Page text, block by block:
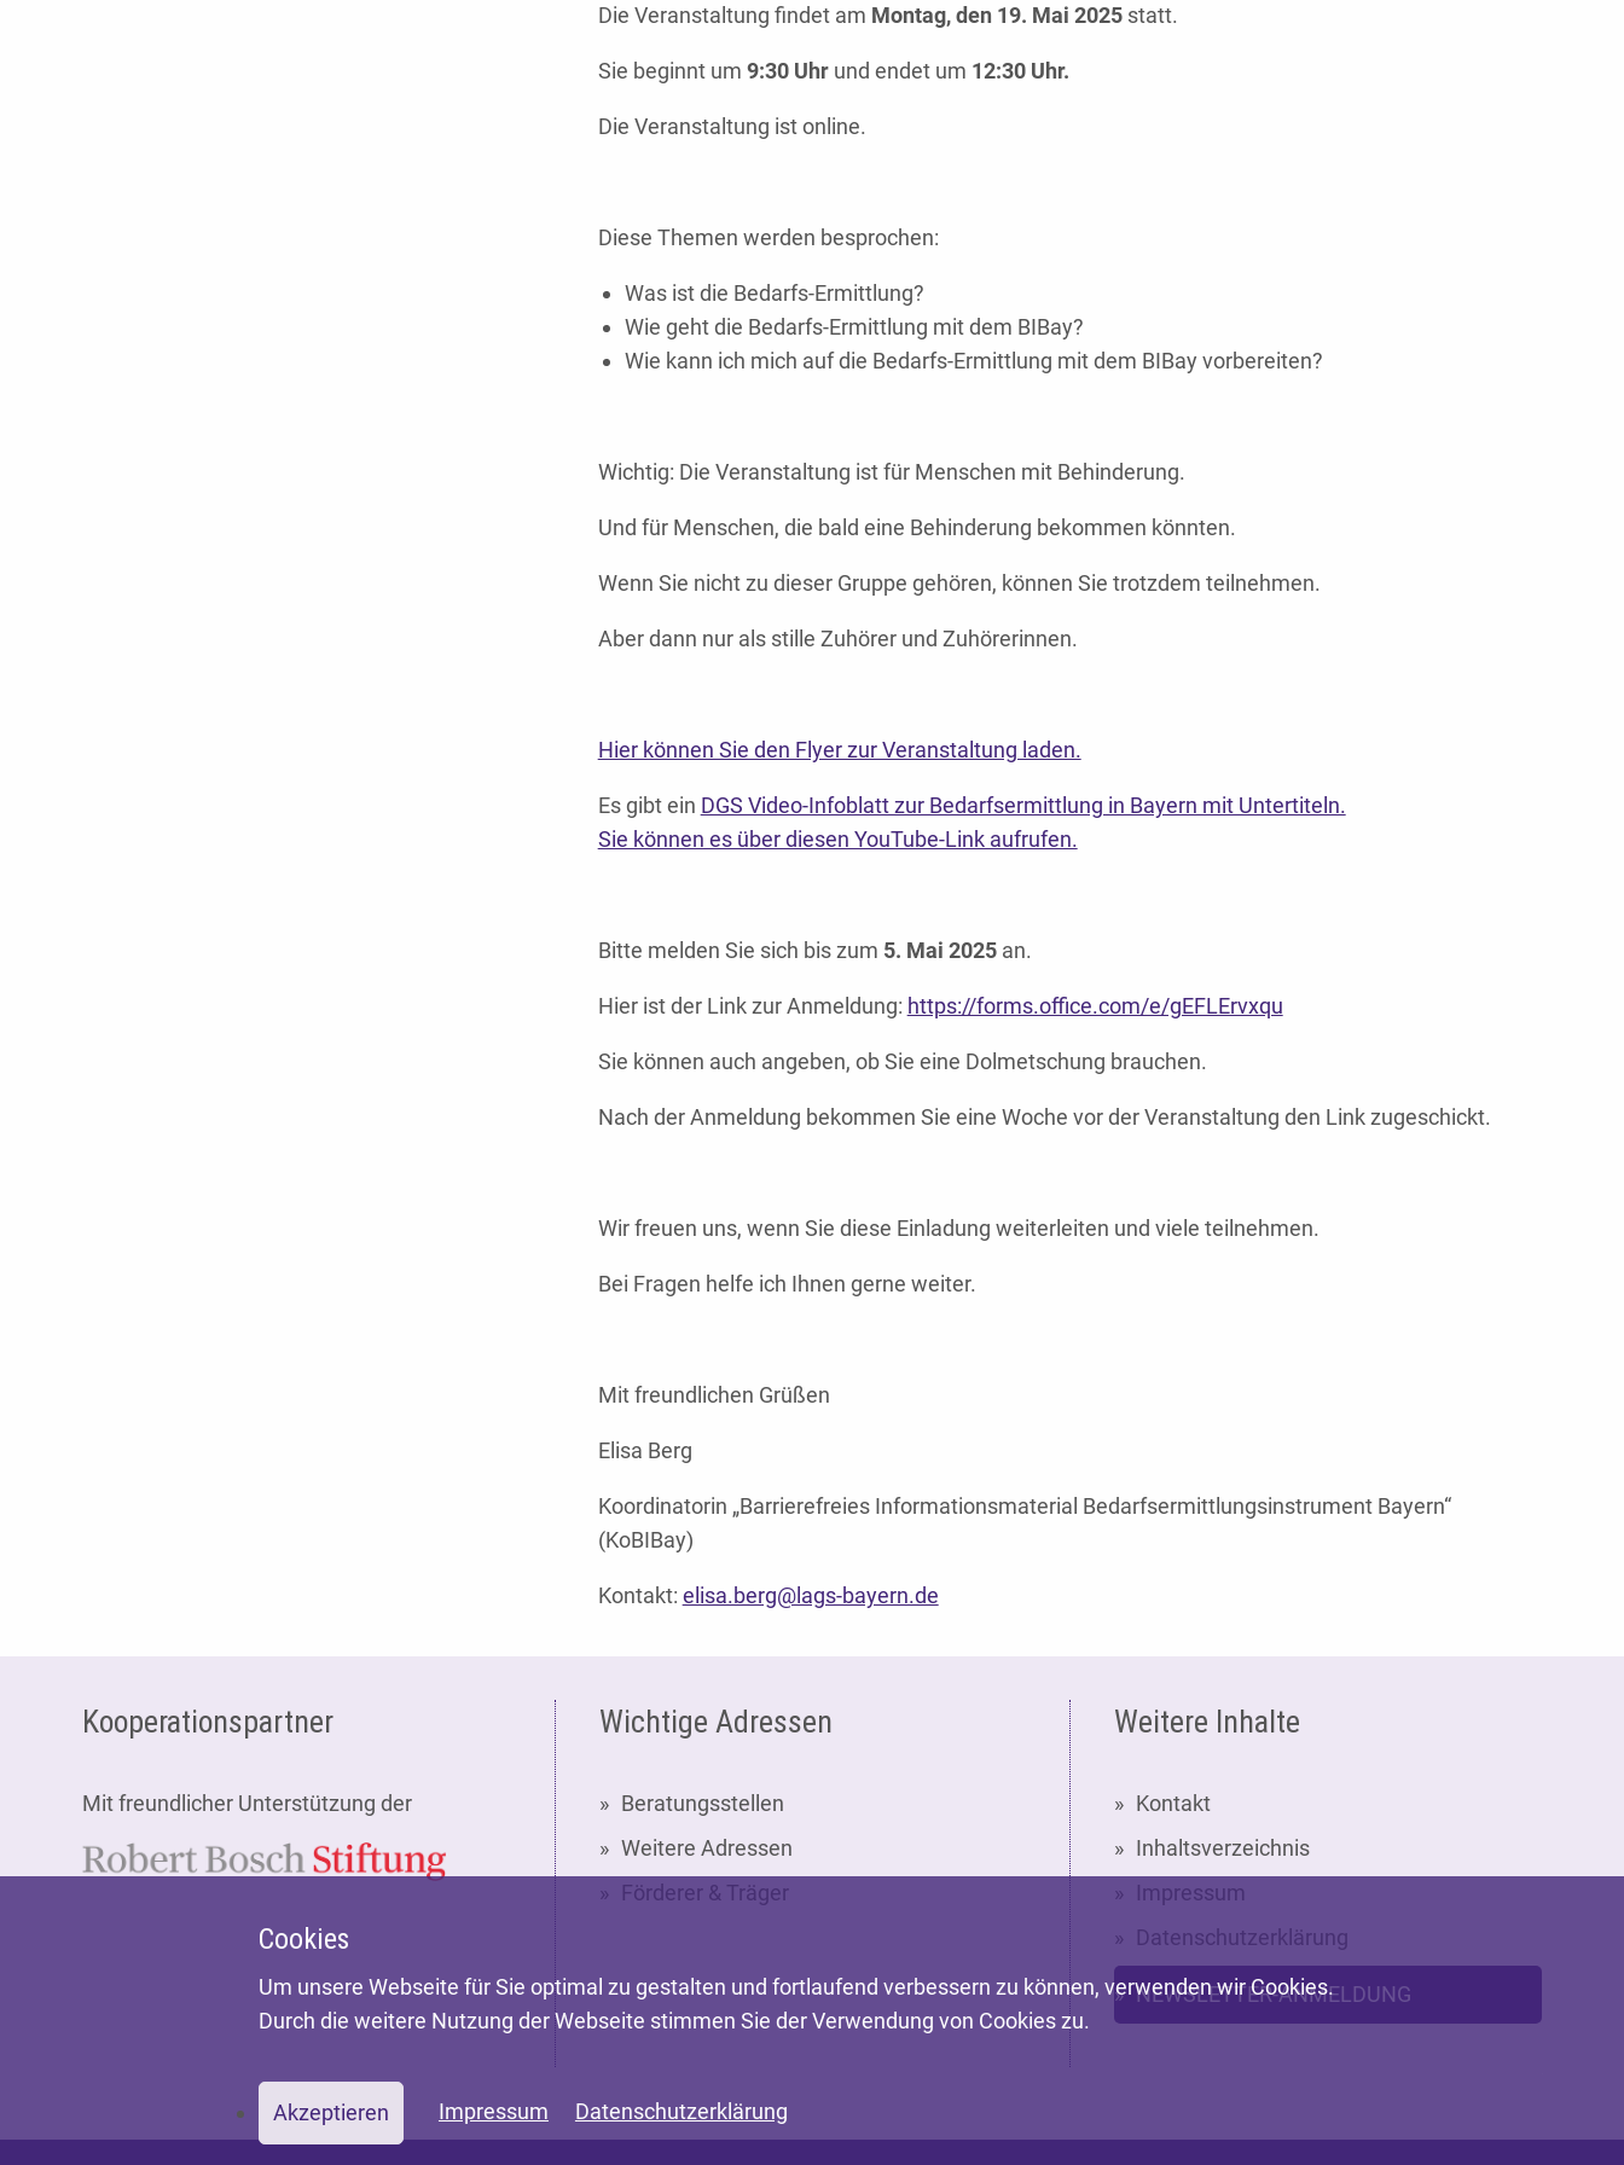
Die Veranstaltung findet am Montag, den 19. Mai 2025statt.
Sie beginnt um 9:30 Uhr und endet um 12:30 Uhr.
Die Veranstaltung ist online.
Diese Themen werden besprochen:
Was ist die Bedarfs-Ermittlung?
Wie geht die Bedarfs-Ermittlung mit dem BIBay?
Wie kann ich mich auf die Bedarfs-Ermittlung mit dem BIBay vorbereiten?
Wichtig: Die Veranstaltung ist für Menschen mit Behinderung.
Und für Menschen, die bald eine Behinderung bekommen könnten.
Wenn Sie nicht zu dieser Gruppe gehören, können Sie trotzdem teilnehmen.
Aber dann nur als stille Zuhörer und Zuhörerinnen.
Hier können Sie den Flyer zur Veranstaltung laden.
Es gibt ein DGS Video-Infoblatt zur Bedarfsermittlung in Bayern mit Untertiteln.
Sie können es über diesen YouTube-Link aufrufen.
Bitte melden Sie sich bis zum 5. Mai 2025 an.
Hier ist der Link zur Anmeldung: https://forms.office.com/e/gEFLErvxqu
Sie können auch angeben, ob Sie eine Dolmetschung brauchen.
Nach der Anmeldung bekommen Sie eine Woche vor der Veranstaltung den Link zugeschickt.
Wir freuen uns, wenn Sie diese Einladung weiterleiten und viele teilnehmen.
Bei Fragen helfe ich Ihnen gerne weiter.
Mit freundlichen Grüßen
Elisa Berg
Koordinatorin „Barrierefreies Informationsmaterial Bedarfsermittlungsinstrument Bayern“
(KoBIBay)
Kontakt: elisa.berg@lags-bayern.de
Wichtige Adressen
Beratungsstellen
Weitere Adressen
Förderer & Träger
Weitere Inhalte
Kontakt
Inhaltsverzeichnis
Impressum
Datenschutzerklärung
NEWSLETTER-ANMELDUNG
Kooperationspartner
Mit freundlicher Unterstützung der
Cookies
Um unsere Webseite für Sie optimal zu gestalten und fortlaufend verbessern zu können, verwenden wir Cookies.
Durch die weitere Nutzung der Webseite stimmen Sie der Verwendung von Cookies zu.
Akzeptieren Impressum Datenschutzerklärung